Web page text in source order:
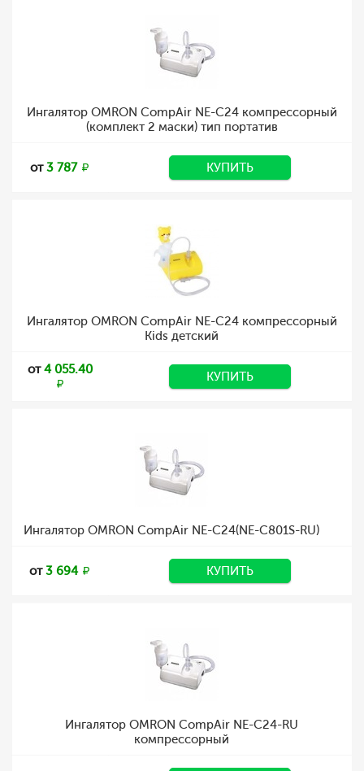
Ингалятор OMRON CompAir NE-C24 компрессорный
(комплект 2 маски) тип портатив
от3 787 КУПИТЬ
Ингалятор OMRON CompAir NE-C24 компрессорный
Kids детский
от4 055.40 КУПИТЬ
Ингалятор OMRON CompAir NE-C24(NE-C801S-RU)
от3 694 КУПИТЬ
Ингалятор OMRON CompAir NE-C24-RU
компрессорный